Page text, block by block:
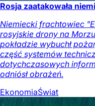
Rosja zaatakowała
Niemiecki frachtowiec
rosyjskie drony na
pokładzie wybuchł
część systemów
dotychczasowych
odniósł obrażeń.
EkonomiaŚwiat